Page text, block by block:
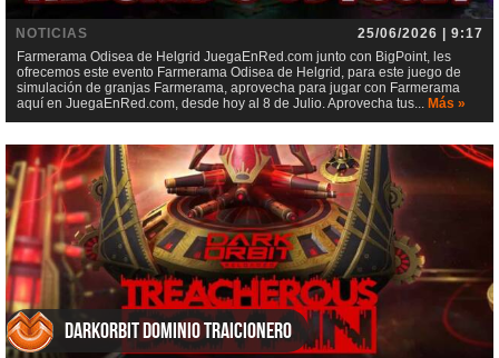
NOTICIAS
25/06/2026 | 9:17
Farmerama Odisea de Helgrid JuegaEnRed.com junto con BigPoint, les
ofrecemos este evento Farmerama Odisea de Helgrid, para este juego de
simulación de granjas Farmerama, aprovecha para jugar con Farmerama
aquí en JuegaEnRed.com, desde hoy al 8 de Julio. Aprovecha tus... Más »
DarkOrbit Dominio traicionero